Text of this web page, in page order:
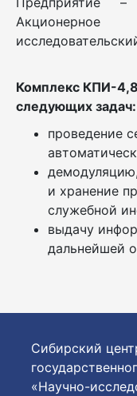
Комплекс КПИ-
следующих задач:
проведение
и хранение
служебной
выдачу
дальнейшей
Сибирский
«Научно-